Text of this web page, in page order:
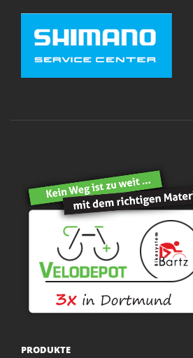
PRODUKTE